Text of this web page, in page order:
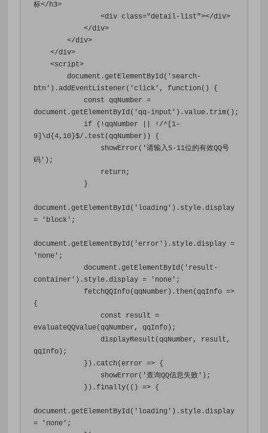
标</h3>
<div class="detail-list"></div>
</div>
</div>
</div>
<script>
        document
. getElementById ( 'search-
btn' ).addEventListener ( 'click' , function ()
{
const
qqNumber =
document . getElementById ( 'qq-input' ).value . trim();
if
(! qqNumber ! /^[1-
9]\d{4,10}$/ . test ( qqNumber ))
{
                showError
( '请输入5-11位的有效QQ号
码' );
return ;
}
document . getElementById ( 'loading' ). style .
=
'block' ;
document . getElementById ( 'error' ). style . display =
'none' ;
            document
. getElementById ( 'result-
container' ). style . display = 'none' ;
            fetchQQInfo
( qqNumber ). then ( qqInfo =>
{
const
result =
evaluateQQValue( qqNumber , qqInfo );
                displayResult
( qqNumber , result ,
qqInfo );
}).catch (error => {
                showError
( '查询QQ信息失败' );
}). finally(() => {
document . getElementById ( 'loading' ). style .
=
'none' ;